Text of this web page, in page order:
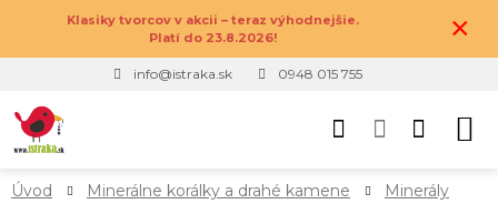
Klasiky tvorcov v akcii – teraz výhodnejšie.
Platí do 23.8.2026!
×
info@istraka.sk 0948 015 755
Úvod Minerálne korálky a drahé kamene
Minerály